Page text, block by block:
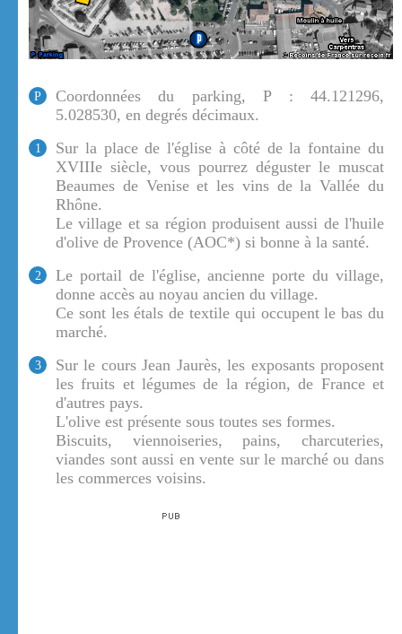
P
Coordonnées du parking, P : 44.121296,
5.028530, en degrés décimaux.
1
Sur la place de l'église à côté de la fontaine du
XVIIIe siècle, vous pourrez déguster le muscat
Beaumes de Venise et les vins de la Vallée du
Rhône.
Le village et sa région produisent aussi de l'huile
d'olive de Provence (AOC*) si bonne à la santé.
2
Le portail de l'église, ancienne porte du village,
donne accès au noyau ancien du village.
Ce sont les étals de textile qui occupent le bas du
marché.
3
Sur le cours Jean Jaurès, les exposants proposent
les fruits et légumes de la région, de France et
d'autres pays.
L'olive est présente sous toutes ses formes.
Biscuits, viennoiseries, pains, charcuteries,
viandes sont aussi en vente sur le marché ou dans
les commerces voisins.